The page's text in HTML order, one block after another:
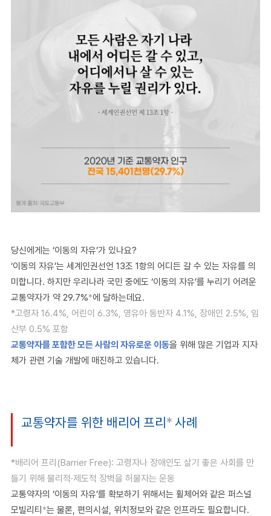
당신에게는 ‘이동의 자유’가 있나요?
‘이동의 자유’는 세계인권선언 13조 1항의 어디든 갈 수 있는 자유를 의
미합니다. 하지만 우리나라 국민 중에도 ‘이동의 자유’를 누리기 어려운
교통약자가 약 29.7%*에 달하는데요.
*고령자 16.4%, 어린이 6.3%, 영유아 동반자 4.1%, 장애인 2.5%, 임
산부 0.5% 포함
교통약자를 포함한 모든 사람의 자유로운 이동을 위해 많은 기업과 지자
체가 관련 기술 개발에 매진하고 있습니다.
교통약자를 위한 배리어 프리*사례
*배리어 프리(Barrier Free): 고령자나 장애인도 살기 좋은 사회를 만
들기 위해 물리적·제도적 장벽을 허물자는 운동
교통약자의 ‘이동의 자유’를 확보하기 위해서는 휠체어와 같은 퍼스널
모빌리티 *는 물론, 편의시설, 위치정보와 같은 인프라도 필요합니다.